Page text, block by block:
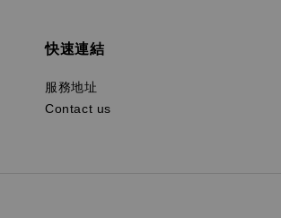
快速連結
服務地址
Contact us